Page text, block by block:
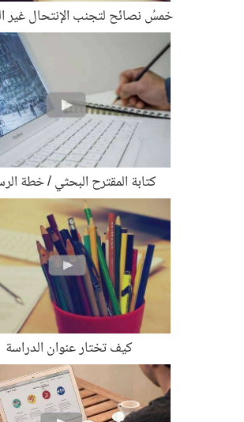
خمسُ نصائح لتجنب الإنتحال غير
كتابة المقترح البحثي / خطة
كيف تختار عنوان الدراسة